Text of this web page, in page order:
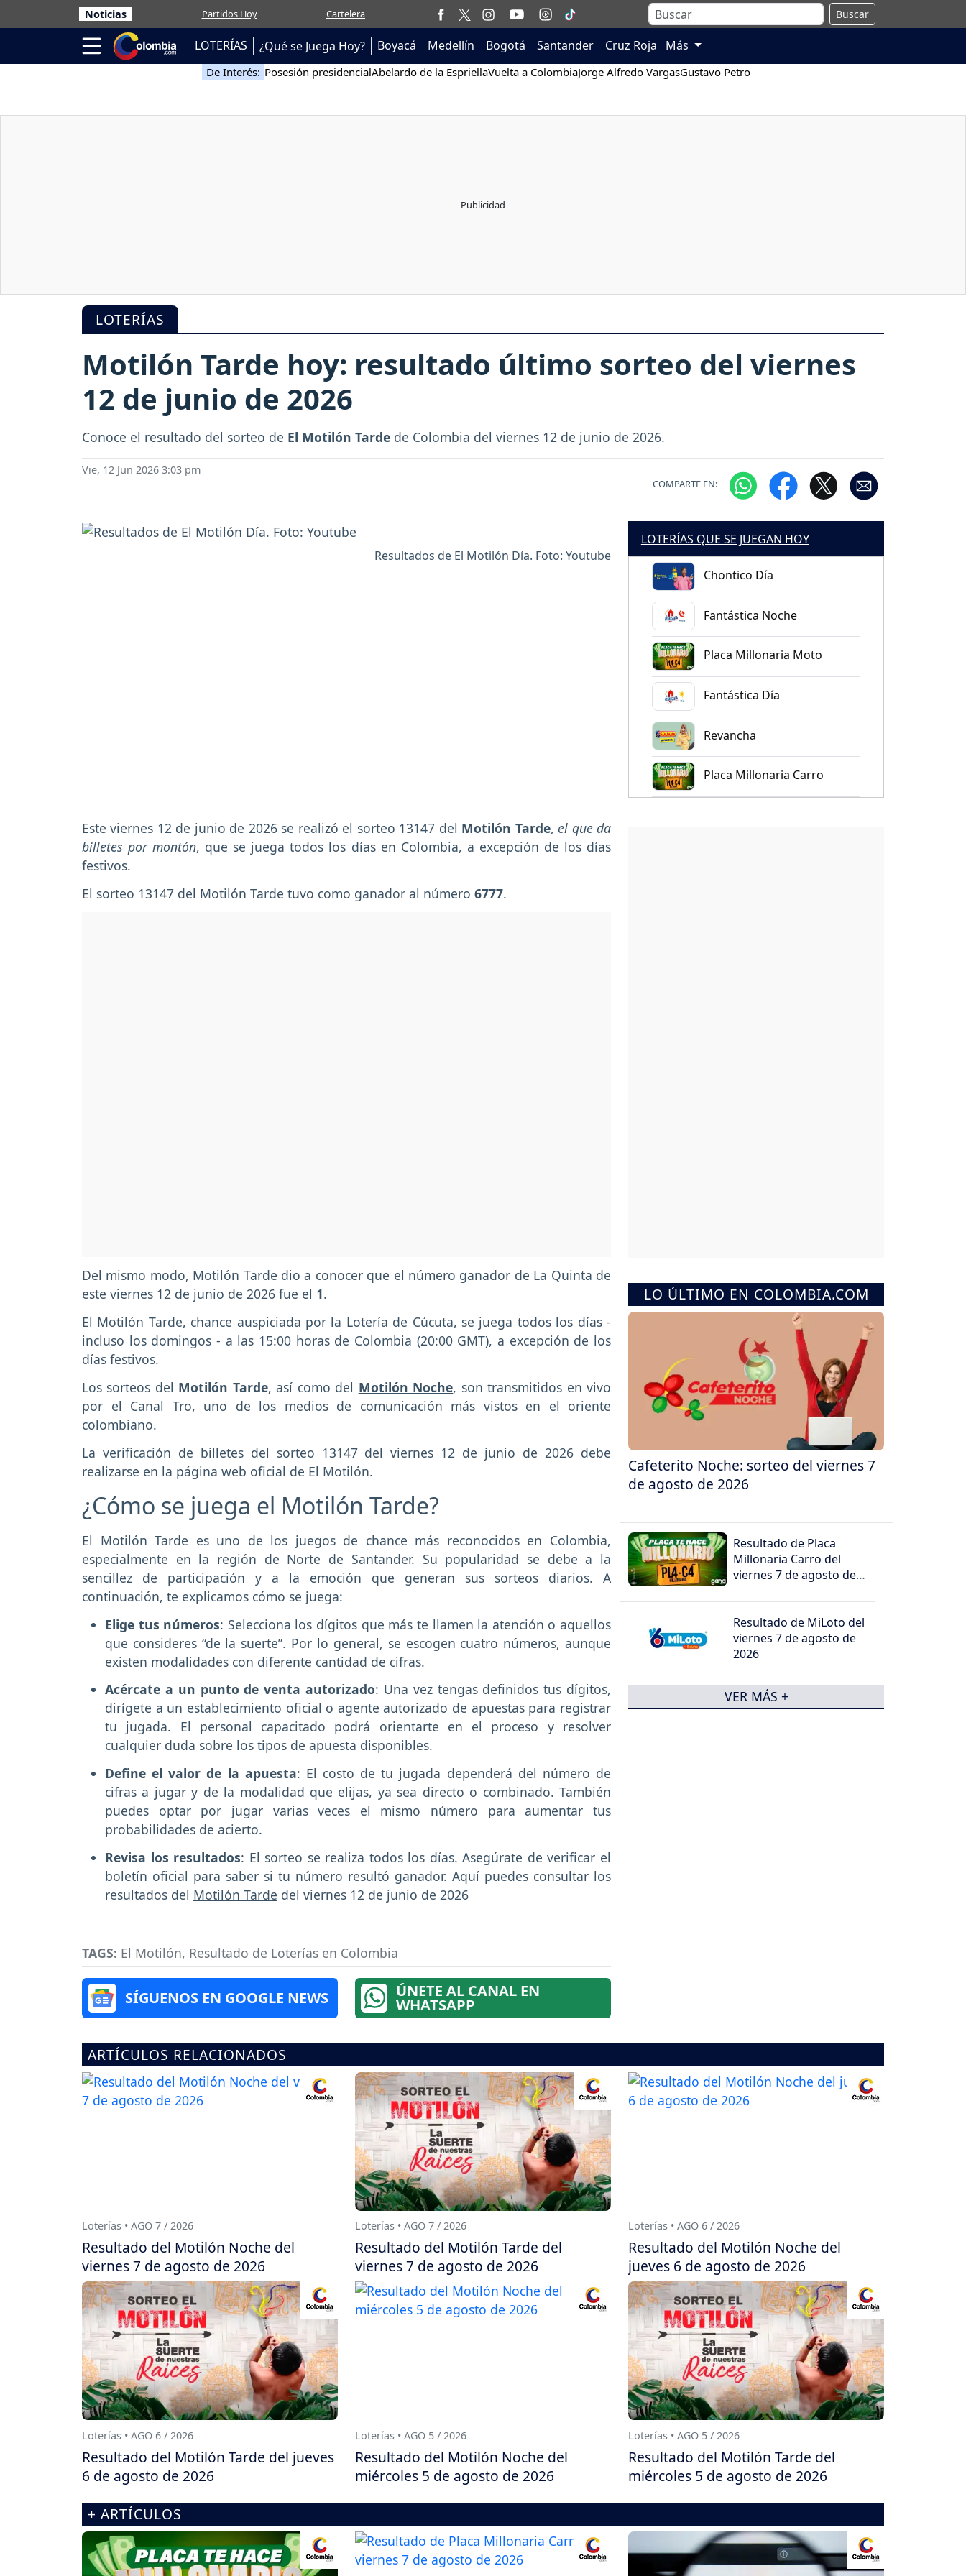
Noticias Partidos Hoy Cartelera Buscar
LOTERÍAS ¿Qué se Juega Hoy? Boyacá Medellín Bogotá Santander Cruz Roja Más
De Interés: Posesión presidencialAbelardo de la EspriellaVuelta a ColombiaJorge Alfredo VargasGustavo Petro
LOTERÍAS
Motilón Tarde hoy: resultado último sorteo del viernes
12 de junio de 2026
Conoce el resultado del sorteo de El Motilón Tarde de Colombia del viernes 12 de junio de 2026.
Vie, 12 Jun 2026 3:03 pm
COMPARTE EN:
Resultados de El Motilón Día. Foto: Youtube
LOTERÍAS QUE SE JUEGAN HOY
Chontico Día
Fantástica Noche
Placa Millonaria Moto
Fantástica Día
Revancha
Placa Millonaria Carro
Este viernes 12 de junio de 2026 se realizó el sorteo 13147 del Motilón Tarde,el que da
billetes por montón, que se juega todos los días en Colombia, a excepción de los días
festivos.
El sorteo 13147 del Motilón Tarde tuvo como ganador al número 6777.
Del mismo modo, Motilón Tarde dio a conocer que el número ganador de La Quinta de
este viernes 12 de junio de 2026 fue el 1.
El Motilón Tarde, chance auspiciada por la Lotería de Cúcuta, se juega todos los días -
incluso los domingos - a las 15:00 horas de Colombia (20:00 GMT), a excepción de los
días festivos.
Los sorteos del Motilón Tarde, así como del Motilón Noche, son transmitidos en vivo
por el Canal Tro, uno de los medios de comunicación más vistos en el oriente
colombiano.
La verificación de billetes del sorteo 13147 del viernes 12 de junio de 2026 debe
realizarse en la página web oficial de El Motilón.
¿Cómo se juega el Motilón Tarde?
El Motilón Tarde es uno de los juegos de chance más reconocidos en Colombia,
especialmente en la región de Norte de Santander. Su popularidad se debe a la
sencillez de participación y a la emoción que generan sus sorteos diarios. A
continuación, te explicamos cómo se juega:
Elige tus números: Selecciona los dígitos que más te llamen la atención o aquellos
que consideres “de la suerte”. Por lo general, se escogen cuatro números, aunque
existen modalidades con diferente cantidad de cifras.
Acércate a un punto de venta autorizado: Una vez tengas definidos tus dígitos,
dirígete a un establecimiento oficial o agente autorizado de apuestas para registrar
tu jugada. El personal capacitado podrá orientarte en el proceso y resolver
cualquier duda sobre los tipos de apuesta disponibles.
Define el valor de la apuesta: El costo de tu jugada dependerá del número de
cifras a jugar y de la modalidad que elijas, ya sea directo o combinado. También
puedes optar por jugar varias veces el mismo número para aumentar tus
probabilidades de acierto.
Revisa los resultados: El sorteo se realiza todos los días. Asegúrate de verificar el
boletín oficial para saber si tu número resultó ganador. Aquí puedes consultar los
resultados del Motilón Tarde del viernes 12 de junio de 2026
TAGS: El Motilón, Resultado de Loterías en Colombia
SÍGUENOS EN GOOGLE NEWS ÚNETE AL CANAL EN
WHATSAPP
LO ÚLTIMO EN COLOMBIA.COM
Cafeterito Noche: sorteo del viernes 7
de agosto de 2026
Resultado de Placa
Millonaria Carro del
viernes 7 de agosto de
Resultado de MiLoto del
viernes 7 de agosto de
2026
VER MÁS +
ARTÍCULOS RELACIONADOS
Loterías • AGO 7 / 2026
Resultado del Motilón Noche del
viernes 7 de agosto de 2026
Loterías • AGO 7 / 2026
Resultado del Motilón Tarde del
viernes 7 de agosto de 2026
Loterías • AGO 6 / 2026
Resultado del Motilón Noche del
jueves 6 de agosto de 2026
Loterías • AGO 6 / 2026
Resultado del Motilón Tarde del jueves
6 de agosto de 2026
Loterías • AGO 5 / 2026
Resultado del Motilón Noche del
miércoles 5 de agosto de 2026
Loterías • AGO 5 / 2026
Resultado del Motilón Tarde del
miércoles 5 de agosto de 2026
+ ARTÍCULOS